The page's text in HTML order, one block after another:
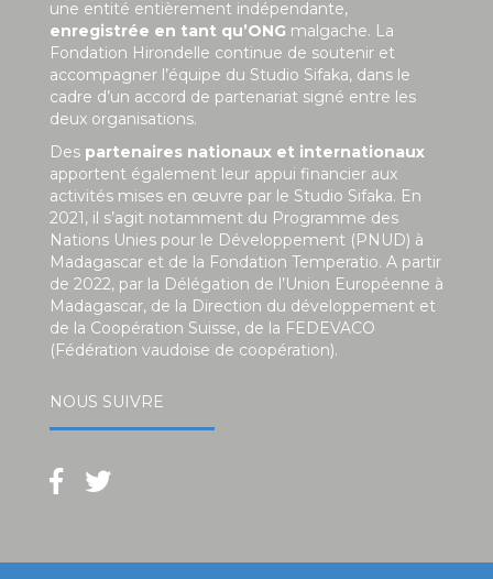
une entité entièrement indépendante,
enregistrée en tant qu’ONG malgache. La
Fondation Hirondelle continue de soutenir et
accompagner l’équipe du Studio Sifaka, dans le
cadre d’un accord de partenariat signé entre les
deux organisations.
Des partenaires nationaux et internationaux
apportent également leur appui financier aux
activités mises en œuvre par le Studio Sifaka. En
2021, il s’agit notamment du Programme des
Nations Unies pour le Développement (PNUD) à
Madagascar et de la Fondation Temperatio. A partir
de 2022, par la Délégation de l’Union Européenne à
Madagascar, de la Direction du développement et
de la Coopération Suisse, de la FEDEVACO
(Fédération vaudoise de coopération).
NOUS SUIVRE